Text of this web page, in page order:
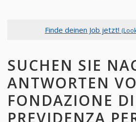
Finde deinen Job jetzt!
SUCHEN SIE
ANTWORTEN
FONDAZIONE DI